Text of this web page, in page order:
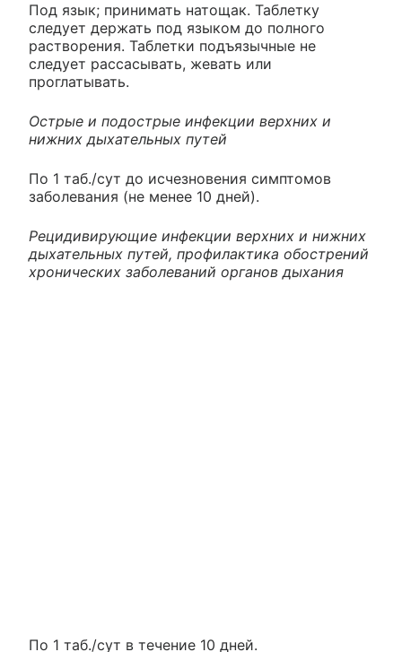
Под язык; принимать натощак. Таблетку
следует держать под языком до полного
растворения. Таблетки подъязычные не
следует рассасывать, жевать или
проглатывать.
Острые и подострые инфекции верхних и
нижних дыхательных путей
По 1 таб./сут до исчезновения симптомов
заболевания (не менее 10 дней).
Рецидивирующие инфекции верхних и нижних
дыхательных путей, профилактика обострений
хронических заболеваний органов дыхания
По 1 таб./сут в течение 10 дней.